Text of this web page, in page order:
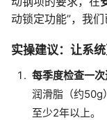
动锁定功能”，我
实操建议：让系
每季度检查一
润滑脂（约50g
至少2年以上。